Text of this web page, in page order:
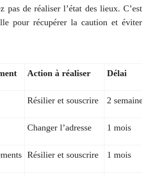
pas de réaliser l’état des lieux. C’est
pour récupérer la caution et éviter
Action à réaliser Délai
Résilier et souscrire 2 semaines
Changer l’adresse 1 mois
Résilier et souscrire 1 mois